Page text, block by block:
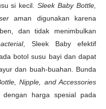
si kecil.Sleek Baby Bottle,
aman digunakan karena
dan tidak menimbulkan
, Sleek Baby efektif
botol susu bayi dan dapat
dan buah-buahan. Bunda
Nipple, and Accessories
harga spesial pada